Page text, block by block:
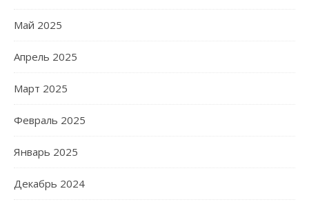
Май 2025
Апрель 2025
Март 2025
Февраль 2025
Январь 2025
Декабрь 2024